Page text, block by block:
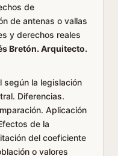
de
de antenas o vallas
y derechos reales
Bretón. Arquitecto.
según la legislación
Diferencias.
Aplicación
de la
del coeficiente
o valores